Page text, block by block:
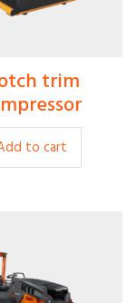
$299.00trim
to cart